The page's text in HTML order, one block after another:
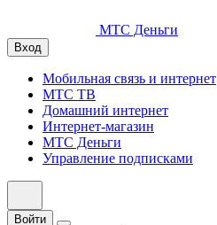
МТС Деньги
Вход
Мобильная связь и интернет
МТС ТВ
Домашний интернет
Интернет-магазин
МТС Деньги
Управление подписками
Войти